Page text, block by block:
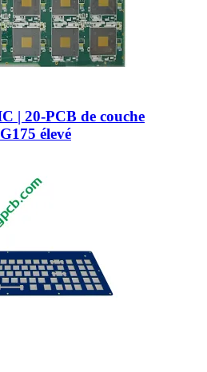
| 20-PCB de couche
élevé